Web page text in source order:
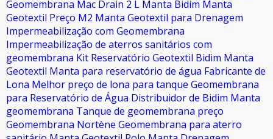
Geomembrana Mac Drain 2 L Manta Bidim Manta
Geotextil Preço M2 Manta Geotextil para Drenagem
Impermeabilização com Geomembrana
Impermeabilização de aterros sanitários com
geomembrana Kit Reservatório Geotextil Bidim Manta
Geotextil Manta para reservatório de água Fabricante de
Lona Melhor preço de lona para tanque Geomembrana
para Reservatório de Água Distribuidor de Bidim Manta
geomembrana Tanque de geomembrana preço
Geomembrana Nortène Geomembrana para aterro